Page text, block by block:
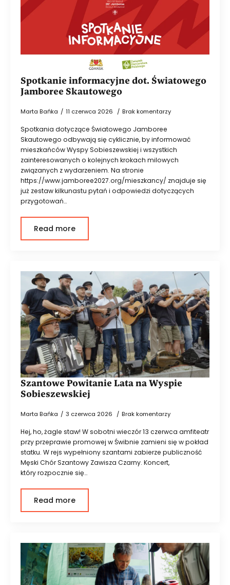
Spotkanie informacyjne dot. Światowego
Jamboree Skautowego
Marta Bańka 11 czerwca 2026 Brak komentarzy
Spotkania dotyczące Światowego Jamboree
Skautowego odbywają się cyklicznie, by informować
mieszkańców Wyspy Sobieszewskiej i wszystkich
zainteresowanych o kolejnych krokach milowych
związanych z wydarzeniem. Na stronie
https://www.jamboree2027.org/mieszkancy/ znajduje się
już zestaw kilkunastu pytań i odpowiedzi dotyczących
przygotowań…
Read more
Szantowe Powitanie Lata na Wyspie
Sobieszewskiej
Marta Bańka 3 czerwca 2026 Brak komentarzy
Hej, ho, żagle staw! W sobotni wieczór 13 czerwca amfiteatr
przy przeprawie promowej w Świbnie zamieni się w pokład
statku. W rejs wypełniony szantami zabierze publiczność
Męski Chór Szantowy Zawisza Czarny. Koncert,
który rozpocznie się…
Read more